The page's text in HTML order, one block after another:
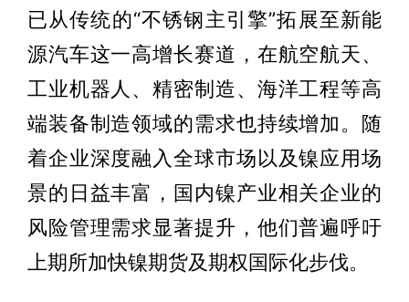
已从传统的“不锈钢主引擎”拓展至新能
源汽车这一高增长赛道，在航空航天、
工业机器人、精密制造、海洋工程等高
端装备制造领域的需求也持续增加。随
着企业深度融入全球市场以及镍应用场
景的日益丰富，国内镍产业相关企业的
风险管理需求显著提升，他们普遍呼吁
上期所加快镍期货及期权国际化步伐。